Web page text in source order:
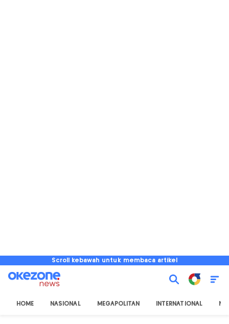
Scroll kebawah untuk membaca artikel
HOME NASIONAL MEGAPOLITAN INTERNATIONAL